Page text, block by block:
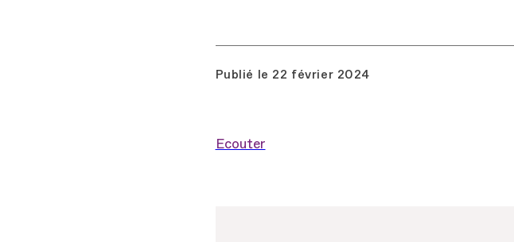
Publié le 22 février 2024
Ecouter